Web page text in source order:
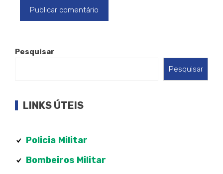
Pesquisar
Pesquisar
LINKS ÚTEIS
Policia Militar
Bombeiros Militar